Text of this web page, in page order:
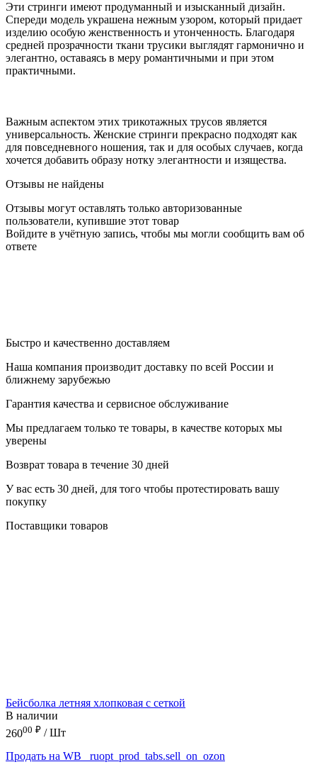
Эти стринги имеют продуманный и изысканный дизайн.
Спереди модель украшена нежным узором, который придает
изделию особую женственность и утонченность. Благодаря
средней прозрачности ткани трусики выглядят гармонично и
элегантно, оставаясь в меру романтичными и при этом
практичными.
Важным аспектом этих трикотажных трусов является
универсальность. Женские стринги прекрасно подходят как
для повседневного ношения, так и для особых случаев, когда
хочется добавить образу нотку элегантности и изящества.
Отзывы не найдены
Отзывы могут оставлять только авторизованные
пользователи, купившие этот товар
Войдите в учётную запись, чтобы мы могли сообщить вам об
ответе
Быстро и качественно доставляем
Наша компания производит доставку по всей России и
ближнему зарубежью
Гарантия качества и сервисное обслуживание
Мы предлагаем только те товары, в качестве которых мы
уверены
Возврат товара в течение 30 дней
У вас есть 30 дней, для того чтобы протестировать вашу
покупку
Поставщики товаров
Бейсболка летняя хлопковая с сеткой
В наличии
26000 ₽ / Шт
Продать на WB
_ruopt_prod_tabs.sell_on_ozon